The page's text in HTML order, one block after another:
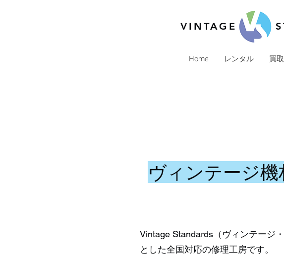
VINTAGE
Home レンタル 買取
ヴィンテージ
Vintage Standards（ヴィンテージ
とした全国対応の修理工房です。